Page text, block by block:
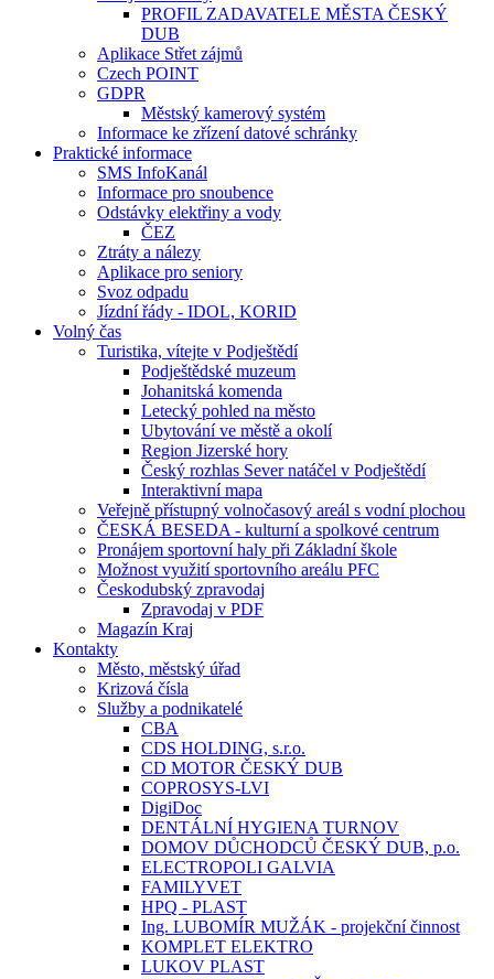
PROFIL ZADAVATELE MĚSTA ČESKÝ
DUB
Aplikace Střet zájmů
Czech POINT
GDPR
Městský kamerový systém
Informace ke zřízení datové schránky
Praktické informace
SMS InfoKanál
Informace pro snoubence
Odstávky elektřiny a vody
ČEZ
Ztráty a nálezy
Aplikace pro seniory
Svoz odpadu
Jízdní řády - IDOL, KORID
Volný čas
Turistika, vítejte v Podještědí
Podještědské muzeum
Johanitská komenda
Letecký pohled na město
Ubytování ve městě a okolí
Region Jizerské hory
Český rozhlas Sever natáčel v Podještědí
Interaktivní mapa
Veřejně přístupný volnočasový areál s vodní plochou
ČESKÁ BESEDA - kulturní a spolkové centrum
Pronájem sportovní haly při Základní škole
Možnost využití sportovního areálu PFC
Českodubský zpravodaj
Zpravodaj v PDF
Magazín Kraj
Kontakty
Město, městský úřad
Krizová čísla
Služby a podnikatelé
CBA
CDS HOLDING, s.r.o.
CD MOTOR ČESKÝ DUB
COPROSYS-LVI
DigiDoc
DENTÁLNÍ HYGIENA TURNOV
DOMOV DŮCHODCŮ ČESKÝ DUB, p.o.
ELECTROPOLI GALVIA
FAMILYVET
HPQ - PLAST
Ing. LUBOMÍR MUŽÁK - projekční činnost
KOMPLET ELEKTRO
LUKOV PLAST